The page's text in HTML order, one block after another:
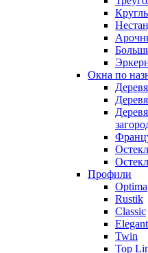
Окна по
Профили
Optima
Rustik
Classic
Elegant
Twin
Top